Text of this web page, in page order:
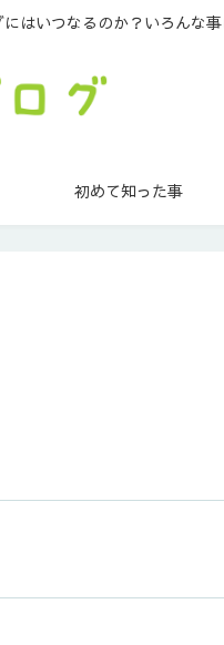
はいつなるのか？いろんな
初めて知った事